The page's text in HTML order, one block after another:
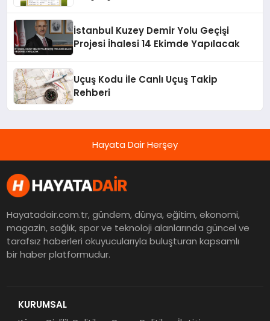
İstanbul Kuzey Demir Yolu Geçişi
Projesi İhalesi 14 Ekimde Yapılacak
Uçuş Kodu İle Canlı Uçuş Takip
Rehberi
Hayata Dair Herşey
Hayatadair.com.tr, gündem, dünya, eğitim, ekonomi,
magazin, sağlık, spor ve teknoloji alanlarında güncel ve
tarafsız haberleri okuyucularıyla buluşturan kapsamlı
bir haber platformudur.
KURUMSAL